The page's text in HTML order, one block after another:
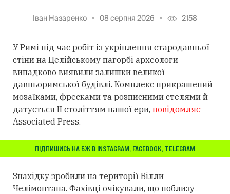
Іван Назаренко 08 серпня 2026 2158
У Римі під час робіт із укріплення стародавньої
стіни на Целійському пагорбі археологи
випадково виявили залишки великої
давньоримської будівлі. Комплекс прикрашений
мозаїками, фресками та розписними стелями й
датується II століттям нашої ери, повідомляє
Associated Press.
ПІДПИШИСЬ НА БЖ В INSTAGRAM, FACEBOOK, TELEGRAM
Знахідку зробили на території Вілли
Челімонтана. Фахівці очікували, що поблизу